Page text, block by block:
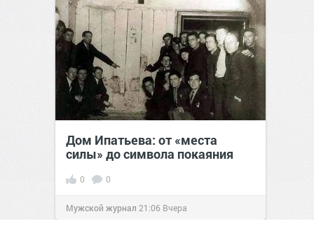
Дом Ипатьева: от «места
силы» до символа покаяния
0 0
Мужской журнал 21:06 Вчера